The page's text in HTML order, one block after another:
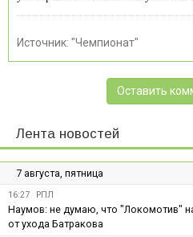
Источник: "Чемпионат"
Оставить
Лента новостей
7 августа, пятница
16:27 РПЛ
Наумов: не думаю, что "Локомотив"
от ухода Батракова